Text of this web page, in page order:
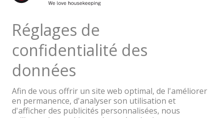
Une entreprise du Groupe Coop